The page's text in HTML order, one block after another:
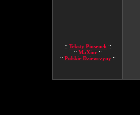
:: Teksty Piosenek ::
:: MaXior ::
:: Polskie Dziewczyny ::